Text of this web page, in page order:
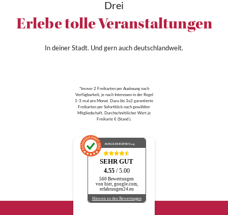
Drei
Erlebe tolle Veranstaltungen
In deiner Stadt. Und gern auch deutschlandweit.
*Immer 2 Freikarten per Auslosung nach
Verfügbarkeit, je nach Interessen in der Regel
1-3 mal pro Monat. Dazu bis 3x2 garantierte
Freikarten per Sofortklick nach gewählter
Mitgliedschaft. Durchschnittlicher Wert je
Freikarte € (Stand ).
AUSGEZEICHNET.org
SEHR GUT
4.55 / 5.00
560 Bewertungen
von hier, google.com,
erfahrungen24.eu
Hinweis zu den Bewertungen